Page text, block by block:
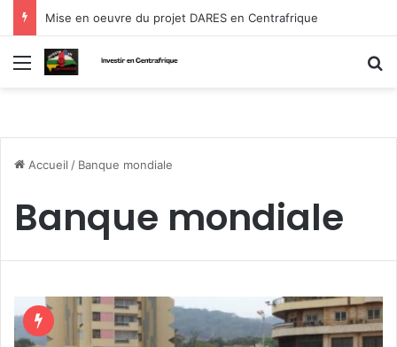
Mise en oeuvre du projet DARES en Centrafrique
Menu
Accueil / Banque mondiale
Banque mondiale